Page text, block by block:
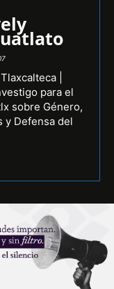
|
para el
sobre Género,
y Defensa del